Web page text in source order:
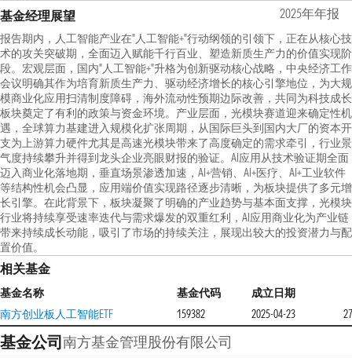
基金经理展望 2025年年报
报告期内，人工智能产业在"人工智能+"行动纲领的引领下，正在从核心技
术的攻关突破期，全面迈入赋能千行百业、塑造新质生产力的价值实现阶
段。宏观层面，国内"人工智能+"升格为创新驱动核心战略，中央经济工作
会议明确其作为培育新质生产力、驱动经济增长的核心引擎地位，为大规
模商业化应用扫清制度障碍，海外流动性预期边际改善，共同为科技成长
板块奠定了有利的政策与资金环境。产业层面，光模块赛道迎来确定性机
遇，全球算力基建进入规模化扩张周期，从国际巨头到国内大厂的资本开
支为上游算力硬件尤其是高速光模块带来了高度确定的需求牵引，行业景
气度持续攀升并得到龙头企业亮眼财报的验证。AI应用从技术验证期全面
迈入商业化落地期，垂直场景渗透加速，AI+营销、AI+医疗、AI+工业软件
等结构性机会凸显，应用端价值实现路径逐步清晰，为板块提供了多元增
长引擎。在此背景下，板块凝聚了明确的产业趋势与基本面支撑，光模块
行业将持续享受速率迭代与需求爆发的双重红利，AI应用商业化为产业链
带来持续成长动能，吸引了市场的持续关注，展现出较大的投资潜力与配
置价值。
相关基金
基金名称 基金代码
成立日期
南方创业板人工智能ETF
159382 2025-04-23
基金公司南方基金管理股份有限公司